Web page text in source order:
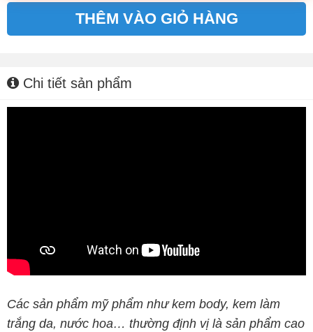
THÊM VÀO GIỎ HÀNG
Chi tiết sản phẩm
Các sản phẩm mỹ phẩm như kem body, kem làm
trắng da, nước hoa… thường định vị là sản phẩm cao